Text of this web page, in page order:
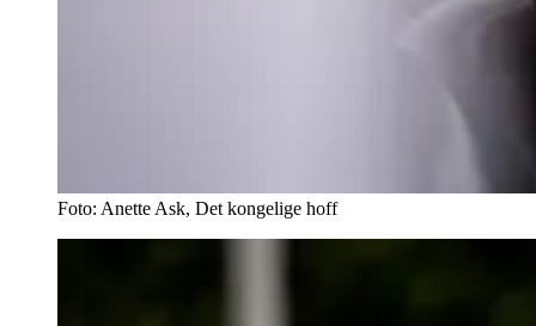
Foto: Anette Ask, Det kongelige hoff